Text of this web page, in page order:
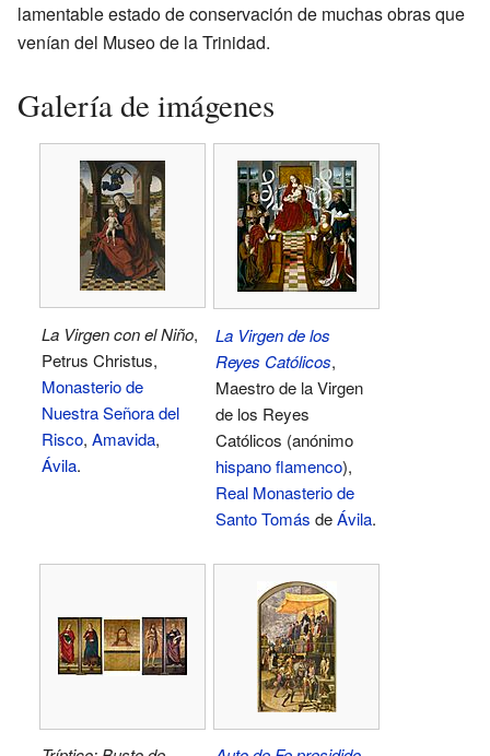
lamentable estado de conservación de muchas obras que
venían del Museo de la Trinidad.
Galería de imágenes
La Virgen con el Niño,
Petrus Christus,
Monasterio de
Nuestra Señora del
Risco, Amavida,
Ávila.
La Virgen de los
Reyes Católicos,
Maestro de la Virgen
de los Reyes
Católicos (anónimo
hispano flamenco),
Real Monasterio de
Santo Tomás deÁvila.